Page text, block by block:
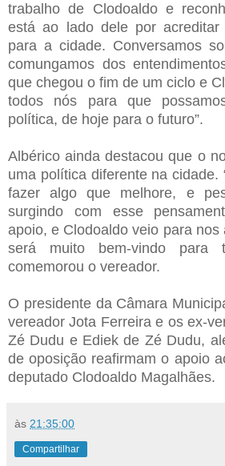
trabalho de Clodoaldo e
está ao lado dele por
para a cidade. Conversamos
comungamos dos
que chegou o fim de um ciclo e
todos nós para que
política, de hoje para o futuro”.
Albérico ainda destacou que o
uma política diferente na cidade.
fazer algo que melhore, e
surgindo com esse
apoio, e Clodoaldo veio para nos
será muito bem-vindo para
comemorou o vereador.
O presidente da Câmara
vereador Jota Ferreira e os ex-
Zé Dudu e Ediek de Zé Dudu,
de oposição reafirmam o apoio
deputado Clodoaldo Magalhães.
às 21:35:00
Compartilhar